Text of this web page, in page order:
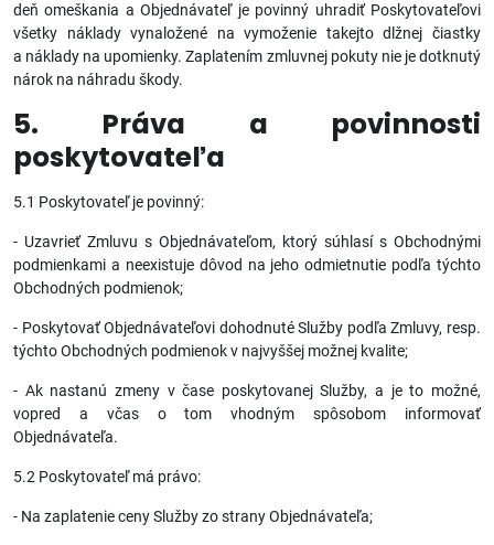
deň omeškania a Objednávateľ je povinný uhradiť Poskytovateľovi
všetky náklady vynaložené na vymoženie takejto dlžnej čiastky
a náklady na upomienky. Zaplatením zmluvnej pokuty nie je dotknutý
nárok na náhradu škody.
5. Práva a povinnosti
poskytovateľa
5.1 Poskytovateľ je povinný:
- Uzavrieť Zmluvu s Objednávateľom, ktorý súhlasí s Obchodnými
podmienkami a neexistuje dôvod na jeho odmietnutie podľa týchto
Obchodných podmienok;
- Poskytovať Objednávateľovi dohodnuté Služby podľa Zmluvy, resp.
týchto Obchodných podmienok v najvyššej možnej kvalite;
- Ak nastanú zmeny v čase poskytovanej Služby, a je to možné,
vopred a včas o tom vhodným spôsobom informovať
Objednávateľa.
5.2 Poskytovateľ má právo:
- Na zaplatenie ceny Služby zo strany Objednávateľa;